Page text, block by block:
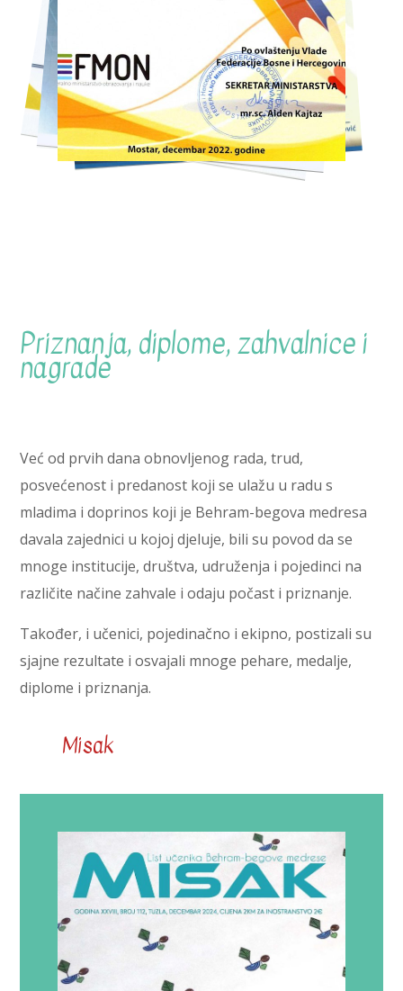
Priznanja, diplome, zahvalnice i
nagrade
Već od prvih dana obnovljenog rada, trud,
posvećenost i predanost koji se ulažu u radu s
mladima i doprinos koji je Behram-begova medresa
davala zajednici u kojoj djeluje, bili su povod da se
mnoge institucije, društva, udruženja i pojedinci na
različite načine zahvale i odaju počast i priznanje.
Također, i učenici, pojedinačno i ekipno, postizali su
sjajne rezultate i osvajali mnoge pehare, medalje,
diplome i priznanja.
Misak